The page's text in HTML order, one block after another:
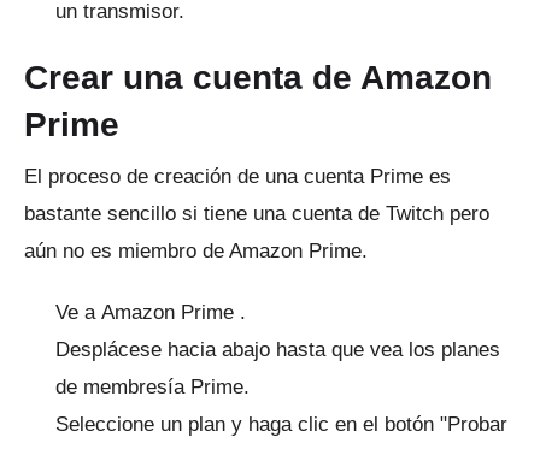
un transmisor.
Crear una cuenta de Amazon
Prime
El proceso de creación de una cuenta Prime es
bastante sencillo si tiene una cuenta de Twitch pero
aún no es miembro de Amazon Prime.
Ve a Amazon Prime .
Desplácese hacia abajo hasta que vea los planes
de membresía Prime.
Seleccione un plan y haga clic en el botón "Probar